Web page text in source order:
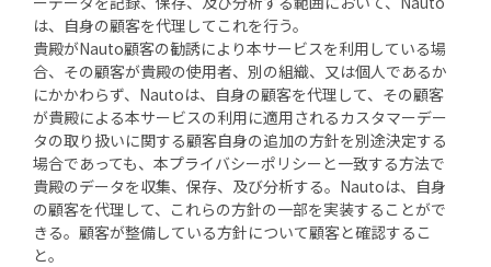
は、自身の顧客を代理してこれを行う。
貴殿がNauto顧客の勧誘により本サービスを利用している場
合、その顧客が貴殿の使用者、別の組織、又は個人であるか
にかかわらず、Nautoは、自身の顧客を代理して、その顧客
が貴殿による本サービスの利用に適用されるカスタマーデー
タの取り扱いに関する顧客自身の追加の方針を別途決定する
場合であっても、本プライバシーポリシーと一致する方法で
貴殿のデータを収集、保存、及び分析する。Nautoは、自身
の顧客を代理して、これらの方針の一部を実装することがで
きる。顧客が整備している方針について顧客と確認するこ
と。